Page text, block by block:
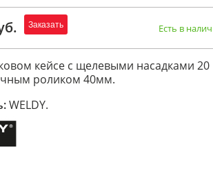
Заказать Есть в
кейсе с щелевыми насадками 20
роликом 40мм.
WELDY.